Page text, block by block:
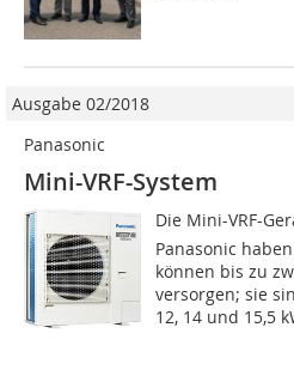
Ausgabe 02/2018
Panasonic
Mini-VRF-System
Die Mini-VRF-
Panasonic
können bis zu
versorgen; sie
12, 14 und 15,5